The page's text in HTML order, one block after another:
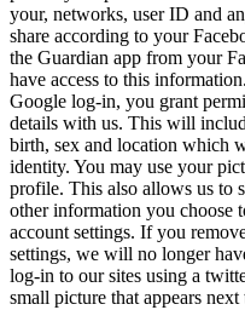
your, networks, user ID and
share according to your
the Guardian app from your
have access to this
Google log-in, you grant
details with us. This will
birth, sex and location which
identity. You may use your
profile. This also allows us to
other information you choose
account settings. If you
settings, we will no longer
log-in to our sites using a
small picture that appears